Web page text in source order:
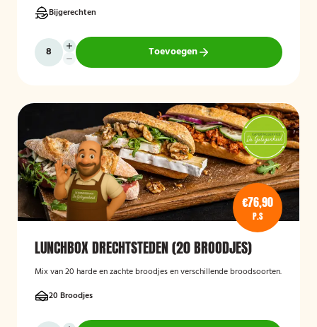
Bijgerechten
Toevoegen
€76,90
P.S
LUNCHBOX DRECHTSTEDEN (20 BROODJES)
Mix van 20 harde en zachte broodjes en verschillende broodsoorten.
20 Broodjes